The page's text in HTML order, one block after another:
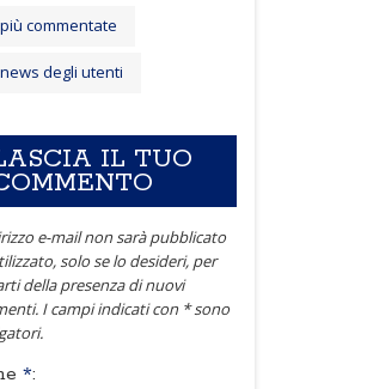
commentate
degli utenti
IL TUO
e-mail non sarà pubblicato
solo se lo desideri, per
della presenza di nuovi
I campi indicati con * sono
*: